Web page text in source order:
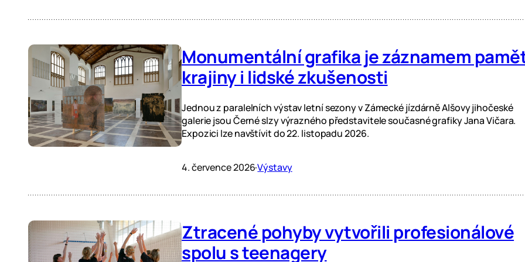
Monumentální grafika je záznamem
krajiny i lidské zkušenosti
Jednou z paralelních výstav letní sezony v Zámecké jízdárně Alšovy jihočeské
galerie jsou Černé slzy výrazného představitele současné grafiky Jana Vičara.
Expozici lze navštívit do 22. listopadu 2026.
4. července 2026·Výstavy
Ztracené pohyby vytvořili profesionálové
spolu s teenagery